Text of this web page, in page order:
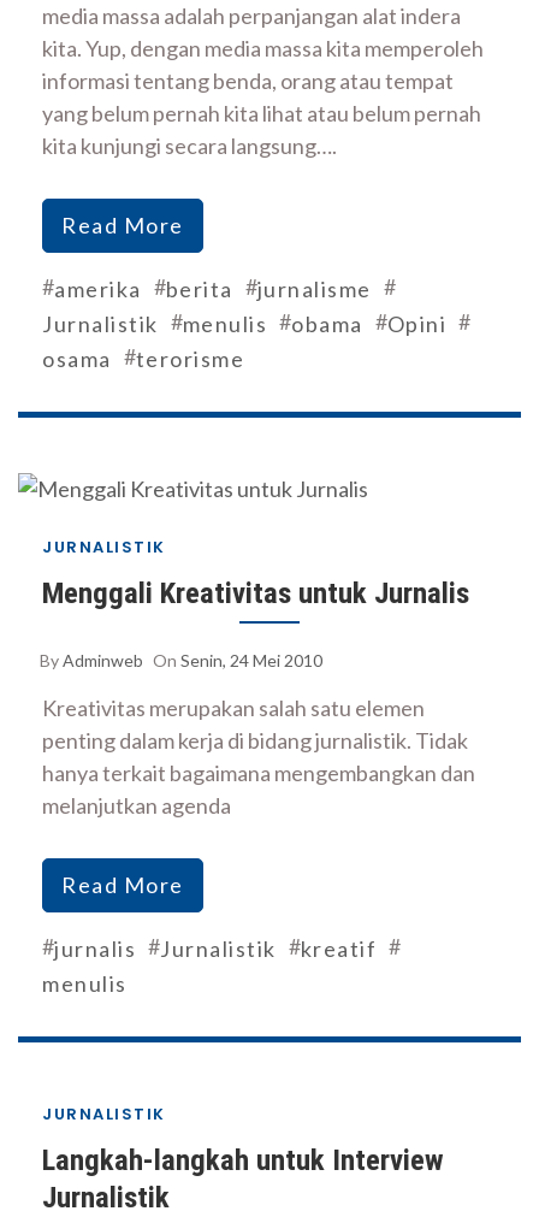
media massa adalah perpanjangan alat indera
kita. Yup, dengan media massa kita memperoleh
informasi tentang benda, orang atau tempat
yang belum pernah kita lihat atau belum pernah
kita kunjungi secara langsung….
Read More
#amerika #berita #jurnalisme #
Jurnalistik #menulis #obama #Opini #
osama #terorisme
JURNALISTIK
Menggali Kreativitas untuk Jurnalis
ByAdminweb On Senin, 24 Mei 2010
Kreativitas merupakan salah satu elemen
penting dalam kerja di bidang jurnalistik. Tidak
hanya terkait bagaimana mengembangkan dan
melanjutkan agenda
Read More
#jurnalis #Jurnalistik #kreatif #
menulis
JURNALISTIK
Langkah-langkah untuk Interview
Jurnalistik